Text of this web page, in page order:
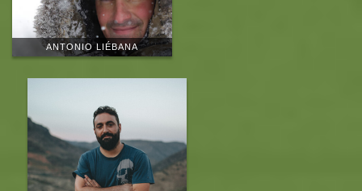
ANTONIO LIÉBANA